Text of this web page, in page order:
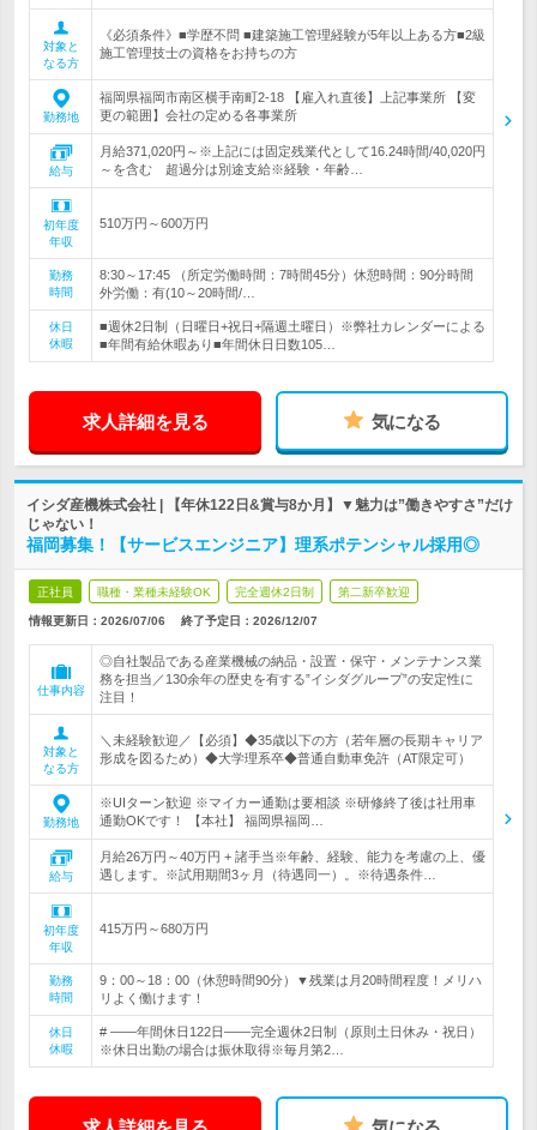
対象と
なる方
《必須条件》■学歴不問 ■建築施工管理経験が5年以上ある方■2級
施工管理技士の資格をお持ちの方
勤務地
福岡県福岡市南区横手南町2-18 【雇入れ直後】上記事業所 【変
更の範囲】会社の定める各事業所
給与
月給371,020円～※上記には固定残業代として16.24時間/40,020円
～を含む 超過分は別途支給※経験・年齢…
初年度
年収
510万円～600万円
勤務
時間
8:30～17:45 （所定労働時間：7時間45分）休憩時間：90分時間
外労働：有(10～20時間/…
休日
休暇
■週休2日制（日曜日+祝日+隔週土曜日）※弊社カレンダーによる
■年間有給休暇あり■年間休日日数105…
求人詳細を見る 気になる
イシダ産機株式会社 | 【年休122日&賞与8か月】▼魅力は”働きやすさ”だけ
じゃない！
福岡募集！【サービスエンジニア】理系ポテンシャル採用◎
正社員 職種・業種未経験OK 完全週休2日制 第二新卒歓迎
情報更新日：2026/07/06 終了予定日： 2026/12/07
仕事内容
◎自社製品である産業機械の納品・設置・保守・メンテナンス業
務を担当／130余年の歴史を有する”イシダグループ”の安定性に
注目！
対象と
なる方
＼未経験歓迎／【必須】◆35歳以下の方（若年層の長期キャリア
形成を図るため）◆大学理系卒◆普通自動車免許（AT限定可）
勤務地
※UIターン歓迎 ※マイカー通勤は要相談 ※研修終了後は社用車
通勤OKです！ 【本社】 福岡県福岡…
給与
月給26万円～40万円 + 諸手当※年齢、経験、能力を考慮の上、優
遇します。※試用期間3ヶ月（待遇同一）。※待遇条件…
初年度
年収
415万円～680万円
勤務
時間
9：00～18：00（休憩時間90分）▼残業は月20時間程度！メリハ
リよく働けます！
休日
休暇
# ――年間休日122日――完全週休2日制（原則土日休み・祝日）
※休日出勤の場合は振休取得※毎月第2…